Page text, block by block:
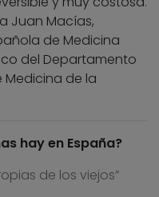
Juan Macías,
de Medicina
del Departamento
Medicina de la
hay en España?
de los viejos”